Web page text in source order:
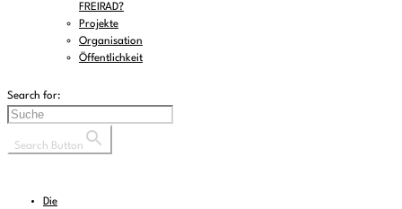
FREIRAD?
Projekte
Organisation
Öffentlichkeit
Search for:
Search Button
Die